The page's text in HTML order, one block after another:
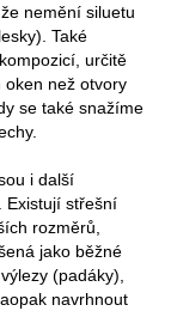
nemění siluetu
Také
určitě
oken než otvory
se také snažíme
i další
Existují střešní
rozměrů,
jako běžné
(padáky),
navrhnout